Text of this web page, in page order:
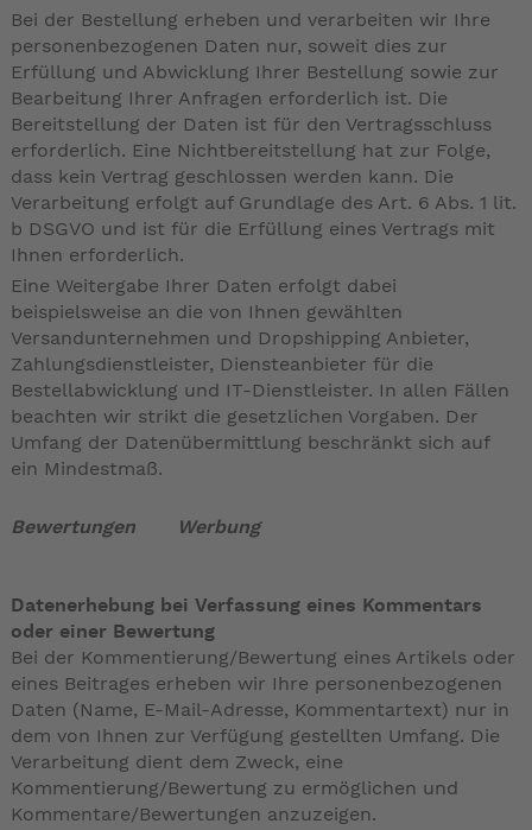
Bei der Bestellung erheben und verarbeiten wir Ihre
personenbezogenen Daten nur, soweit dies zur
Erfüllung und Abwicklung Ihrer Bestellung sowie zur
Bearbeitung Ihrer Anfragen erforderlich ist. Die
Bereitstellung der Daten ist für den Vertragsschluss
erforderlich. Eine Nichtbereitstellung hat zur Folge,
dass kein Vertrag geschlossen werden kann. Die
Verarbeitung erfolgt auf Grundlage des Art. 6 Abs. 1 lit.
b DSGVO und ist für die Erfüllung eines Vertrags mit
Ihnen erforderlich.
Eine Weitergabe Ihrer Daten erfolgt dabei
beispielsweise an die von Ihnen gewählten
Versandunternehmen und Dropshipping Anbieter,
Zahlungsdienstleister, Diensteanbieter für die
Bestellabwicklung und IT-Dienstleister. In allen Fällen
beachten wir strikt die gesetzlichen Vorgaben. Der
Umfang der Datenübermittlung beschränkt sich auf
ein Mindestmaß.
Bewertungen Werbung
Datenerhebung bei Verfassung eines Kommentars
oder einer Bewertung
Bei der Kommentierung/Bewertung eines Artikels oder
eines Beitrages erheben wir Ihre personenbezogenen
Daten (Name, E-Mail-Adresse, Kommentartext) nur in
dem von Ihnen zur Verfügung gestellten Umfang. Die
Verarbeitung dient dem Zweck, eine
Kommentierung/Bewertung zu ermöglichen und
Kommentare/Bewertungen anzuzeigen.